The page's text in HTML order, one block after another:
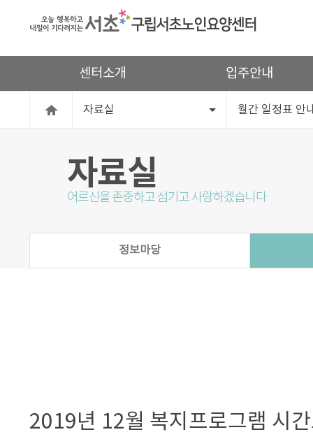
센터소개 입주안내
자료실 월간 일정표 안
정보마당
2019년 12월 복지프로그램 시